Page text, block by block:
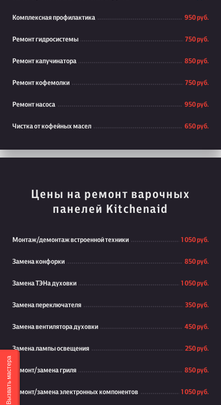
Комплексная профилактика 950 руб.
Ремонт гидросистемы 750 руб.
Ремонт капучинатора 850 руб.
Ремонт кофемолки 750 руб.
Ремонт насоса 950 руб.
Чистка от кофейных масел 650 руб.
Цены на ремонт варочных
панелей Kitchenaid
Монтаж/демонтаж встроенной техники 1 050 руб.
Замена конфорки 850 руб.
Замена ТЭНа духовки 1 050 руб.
Замена переключателя 350 руб.
Замена вентилятора духовки 450 руб.
Замена лампы освещения 250 руб.
Ремонт/замена гриля 850 руб.
Ремонт/замена электронных компонентов 1 050 руб.
Вызвать мастера